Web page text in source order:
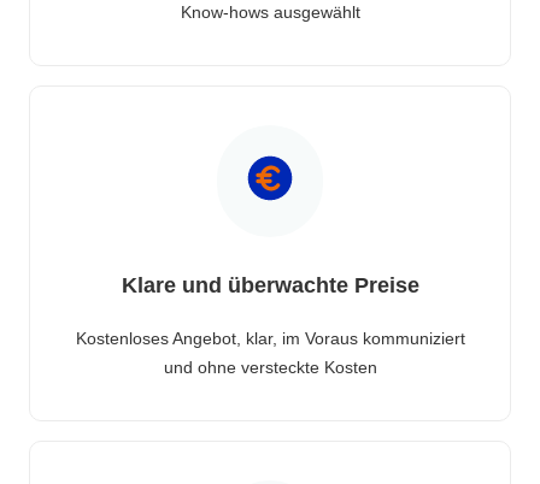
Know-hows ausgewählt
Klare und überwachte Preise
Kostenloses Angebot, klar, im Voraus kommuniziert
und ohne versteckte Kosten